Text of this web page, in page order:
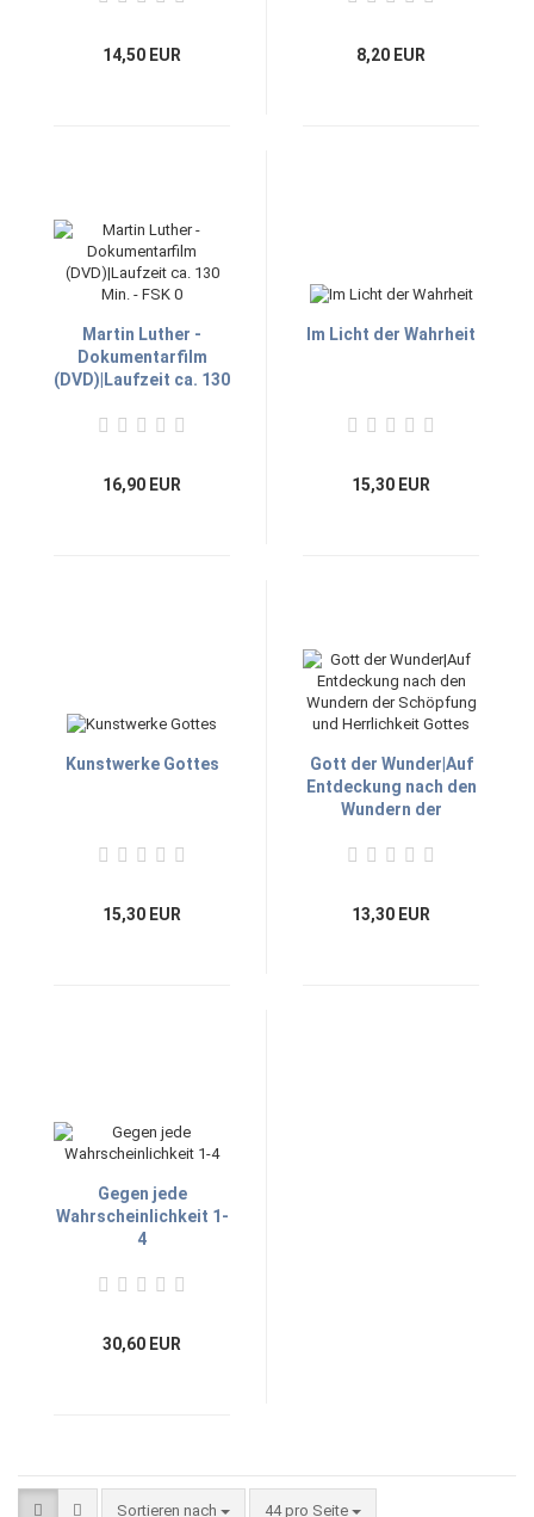
14,50 EUR 8,20 EUR
Martin Luther -
Dokumentarfilm
(DVD)|Laufzeit ca. 130
16,90 EUR
Im Licht der Wahrheit
15,30 EUR
Kunstwerke Gottes
15,30 EUR
Gott der Wunder|Auf
Entdeckung nach den
Wundern der
Herrlichkeit Gottes
13,30 EUR
Gegen jede
Wahrscheinlichkeit 1-
4
30,60 EUR
Sortieren nach 44 pro Seite